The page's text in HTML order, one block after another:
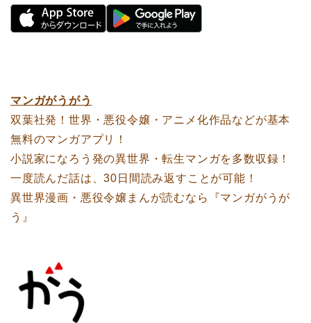
マンガがうがう
双葉社発！世界・悪役令嬢・アニメ化作品などが基本
無料のマンガアプリ！
小説家になろう発の異世界・転生マンガを多数収録！
一度読んだ話は、30日間読み返すことが可能！
異世界漫画・悪役令嬢まんが読むなら『マンガがうが
う』